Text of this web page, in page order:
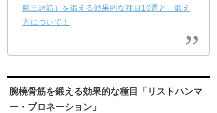
腕三頭筋）を鍛える効果的な種目10選と、鍛え
方について！
腕橈骨筋を鍛える効果的な種目「リストハンマ
ー・プロネーション」